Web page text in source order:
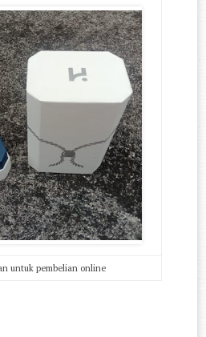
untuk pembelian online